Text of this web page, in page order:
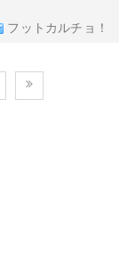
フットカルチョ！